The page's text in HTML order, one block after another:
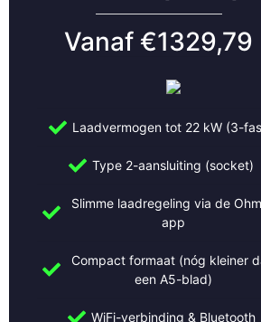
Vanaf €1329,79
Laadvermogen tot 22 kW (3-
Type 2-aansluiting (socket)
Slimme laadregeling via de
app
Compact formaat (nóg kleiner
een A5-blad)
WiFi-verbinding & Bluetooth